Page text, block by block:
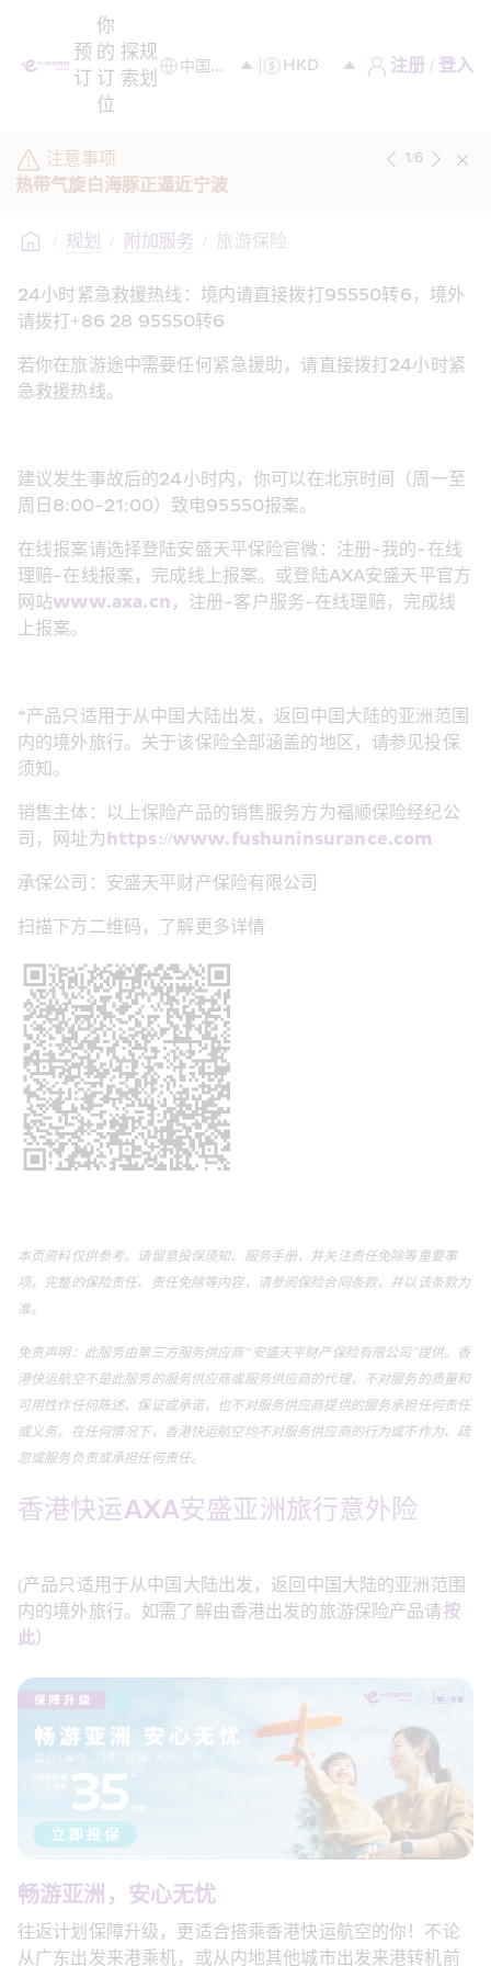
预
订
你
的
订
位
探
索
规
划
注册 / 登入
注意事项
热带气旋白海豚正逼近宁波
1/6
/ 规划 / 附加服务 / 旅游保险
24小时紧急救援热线： 境内请直接拨打95550转6，境外
请拨打+86 28 95550转6
若你在旅游途中需要任何紧急援助，请直接拨打24小时紧
急救援热线。
建议发生事故后的24小时内，你可以在北京时间（周一至
周日8:00-21:00）致电95550报案。
在线报案请选择登陆安盛天平保险官微：注册-我的-在线
理赔-在线报案，完成线上报案。或登陆AXA安盛天平官方
网站www.axa.cn ，注册-客户服务-在线理赔，完成线
上报案。
*产品只适用于从中国大陆出发，返回中国大陆的亚洲范围
内的境外旅行。关于该保险全部涵盖的地区，请参见投保
须知。
销售主体：以上保险产品的销售服务方为福顺保险经纪公
司，网址为https://www.fushuninsurance.com
承保公司：安盛天平财产保险有限公司
扫描下方二维码，了解更多详情
本页资料仅供参考。请留意投保须知、服务手册，并关注责任免除等重要事
项。完整的保险责任、责任免除等内容，请参阅保险合同条款，并以该条款为
准。
免责声明：此服务由第三方服务供应商“安盛天平财产保险有限公司"提供。香
港快运航空不是此服务的服务供应商或服务供应商的代理，不对服务的质量和
可用性作任何陈述、保证或承诺，也不对服务供应商提供的服务承担任何责任
或义务。在任何情况下，香港快运航空均不对服务供应商的行为或不作为、疏
忽或服务负责或承担任何责任。
香港快运AXA安盛亚洲旅行意外险
(产品只适用于从中国大陆出发，返回中国大陆的亚洲范围
内的境外旅行。如需了解由香港出发的旅游保险产品请按
此）
畅游亚洲，安心无忧
往返计划保障升级，更适合搭乘香港快运航空的你！不论
从广东出发来港乘机，或从内地其他城市出发来港转机前